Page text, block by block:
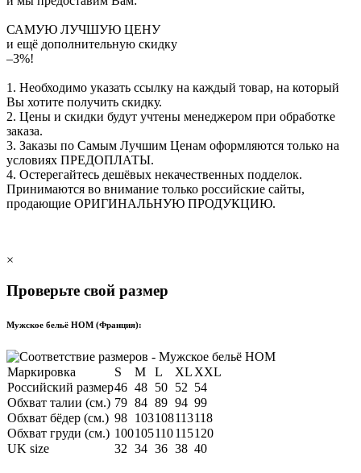
САМУЮ ЛУЧШУЮ ЦЕНУ
и ещё дополнительную скидку
–3%!
1. Необходимо указать ссылку на каждый товар, на который
Вы хотите получить скидку.
2. Цены и скидки будут учтены менеджером при обработке
заказа.
3. Заказы по Самым Лучшим Ценам оформляются только на
условиях ПРЕДОПЛАТЫ.
4. Остерегайтесь дешёвых некачественных подделок.
Принимаются во внимание только российские сайты,
продающие ОРИГИНАЛЬНУЮ ПРОДУКЦИЮ.
×
Проверьте свой размер
Мужское бельё HOM (Франция):
Маркировка S M L XL XXL
Российский размер46 48 50 52 54
Обхват талии (см.) 79 84 89 94 99
Обхват бёдер (см.) 98 103108113118
Обхват груди (см.) 100105110115120
UK size
32 34 36 38 40